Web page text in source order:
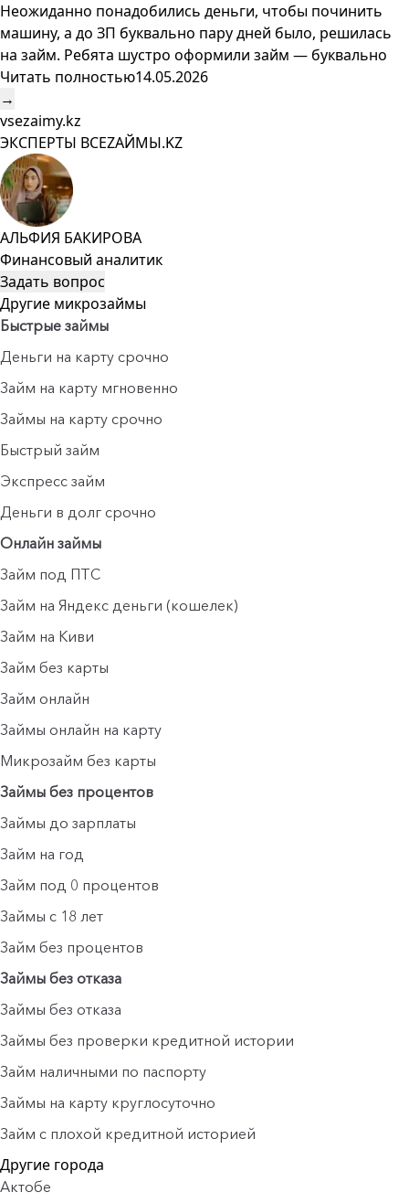
Неожиданно понадобились деньги, чтобы починить
машину, а до ЗП буквально пару дней было, решилась
на займ. Ребята шустро оформили займ — буквально
Читать полностью14.05.2026
→
vsezaimy.kz
ЭКСПЕРТЫ ВСЕZAЙМЫ.KZ
АЛЬФИЯ БАКИРОВА
Финансовый аналитик
Задать вопрос
Другие микрозаймы
Быстрые займы
Деньги на карту срочно
Займ на карту мгновенно
Займы на карту срочно
Быстрый займ
Экспресс займ
Деньги в долг срочно
Онлайн займы
Займ под ПТС
Займ на Яндекс деньги (кошелек)
Займ на Киви
Займ без карты
Займ онлайн
Займы онлайн на карту
Микрозайм без карты
Займы без процентов
Займы до зарплаты
Займ на год
Займ под 0 процентов
Займы с 18 лет
Займ без процентов
Займы без отказа
Займы без отказа
Займы без проверки кредитной истории
Займ наличными по паспорту
Займы на карту круглосуточно
Займ с плохой кредитной историей
Другие города
Актобе